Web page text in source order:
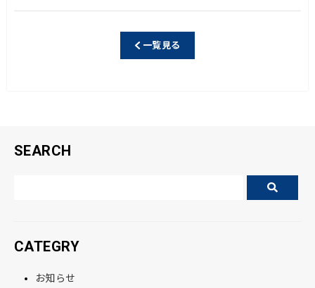
c
e
一覧見る
SEARCH
CATEGRY
お知らせ